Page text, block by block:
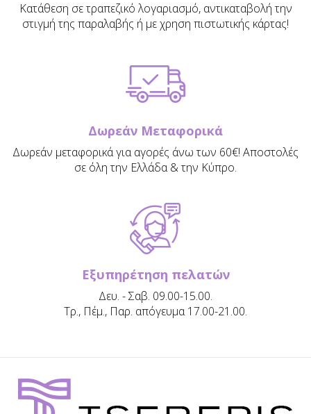
Κατάθεση σε τραπεζικό λογαριασμό, αντικαταβολή την
στιγμή της παραλαβής ή με χρηση πιστωτικής κάρτας!
Δωρεάν Μεταφορικά
Δωρεάν μεταφορικά για αγορές άνω των 60€! Αποστολές
σε όλη την Ελλάδα & την Κύπρο.
Εξυπηρέτηση πελατών
Δευ. - Σαβ. 09.00-15.00.
Τρ., Πέμ., Παρ. απόγευμα 17.00-21.00.